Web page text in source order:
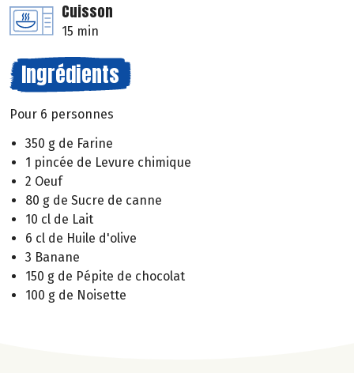
Cuisson
15 min
Ingrédients
Pour 6 personnes
350 g de Farine
1 pincée de Levure chimique
2 Oeuf
80 g de Sucre de canne
10 cl de Lait
6 cl de Huile d'olive
3 Banane
150 g de Pépite de chocolat
100 g de Noisette